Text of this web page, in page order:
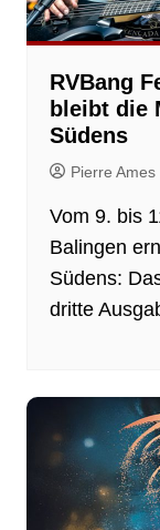
RVBang
bleibt die
Südens
Pierre Ames
Vom 9. bis
Balingen
Südens:
dritte